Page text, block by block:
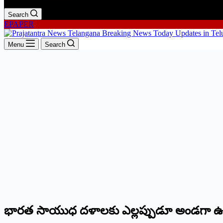
Search
EPAPER
Menu Search
భారత సాయుధ దళాలకు ఎల్లప్పుడూ అండగా